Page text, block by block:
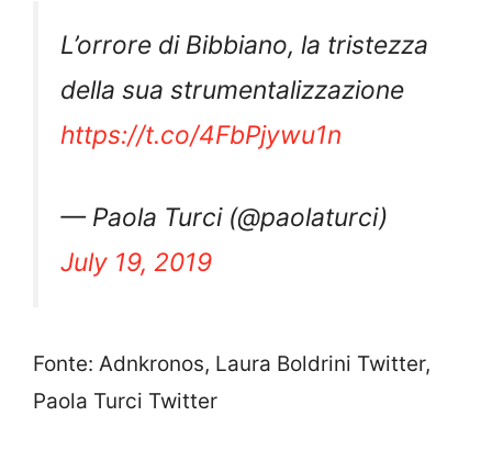
L’orrore di Bibbiano, la tristezza
della sua strumentalizzazione
https://t.co/4FbPjywu1n
— Paola Turci (@paolaturci)
July 19, 2019
Fonte: Adnkronos, Laura Boldrini Twitter,
Paola Turci Twitter